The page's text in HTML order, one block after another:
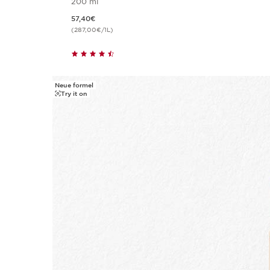
57,40€
(287,00€/1L)
Neue formel
Try it on